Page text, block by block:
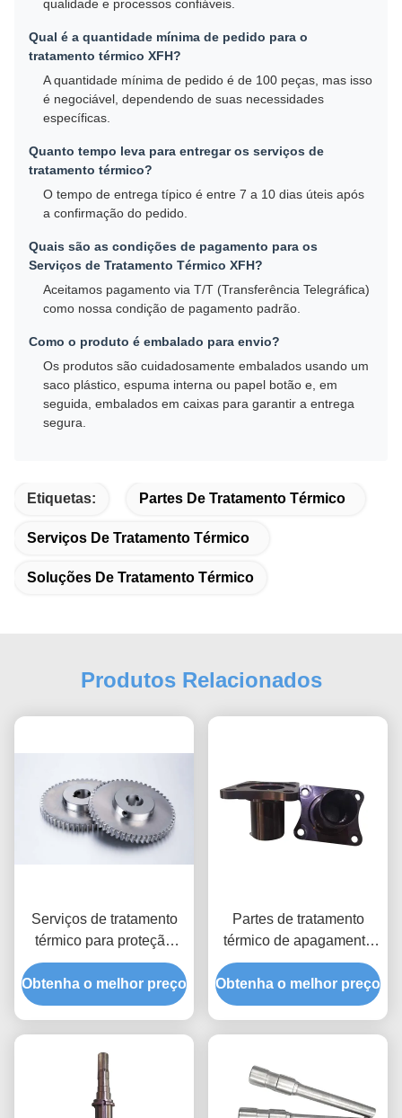
qualidade e processos confiáveis.
Qual é a quantidade mínima de pedido para o
tratamento térmico XFH?
A quantidade mínima de pedido é de 100 peças, mas isso
é negociável, dependendo de suas necessidades
específicas.
Quanto tempo leva para entregar os serviços de
tratamento térmico?
O tempo de entrega típico é entre 7 a 10 dias úteis após
a confirmação do pedido.
Quais são as condições de pagamento para os
Serviços de Tratamento Térmico XFH?
Aceitamos pagamento via T/T (Transferência Telegráfica)
como nossa condição de pagamento padrão.
Como o produto é embalado para envio?
Os produtos são cuidadosamente embalados usando um
saco plástico, espuma interna ou papel botão e, em
seguida, embalados em caixas para garantir a entrega
segura.
Etiquetas: Partes De Tratamento Térmico
Serviços De Tratamento Térmico
Soluções De Tratamento Térmico
Produtos Relacionados
Serviços de tratamento
térmico para proteção
contra ferrugem,
anodização, anodização
dura, revestimento de
Obtenha o melhor preço
Partes de tratamento
térmico de apagamento
por óleo / água
otimizadas para aumentar
a dureza da superfície
Obtenha o melhor preço